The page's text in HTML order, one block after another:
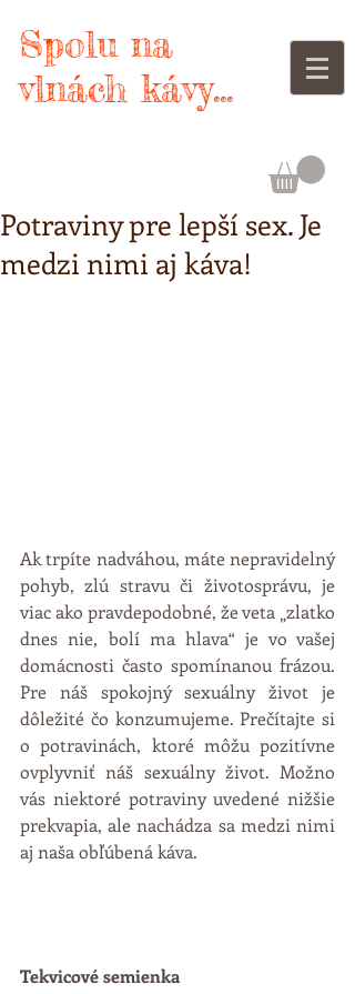
Spolu na
vlnách kávy...
Potraviny pre lepší sex. Je
medzi nimi aj káva!
Ak trpíte nadváhou, máte nepravidelný
pohyb, zlú stravu či životosprávu, je
viac ako pravdepodobné, že veta „zlatko
dnes nie, bolí ma hlava“ je vo vašej
domácnosti často spomínanou frázou.
Pre náš spokojný sexuálny život je
dôležité čo konzumujeme. Prečítajte si
o potravinách, ktoré môžu pozitívne
ovplyvniť náš sexuálny život. Možno
vás niektoré potraviny uvedené nižšie
prekvapia, ale nachádza sa medzi nimi
aj naša obľúbená káva.
Tekvicové semienka